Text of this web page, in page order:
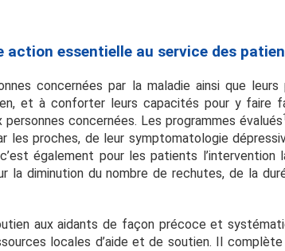
action essentielle au service des
concernées par la maladie ainsi que
et à conforter leurs capacités pour y faire
concernées. Les programmes évalués1
les proches, de leur symptomatologie
également pour les patients l’intervention
diminution du nombre de rechutes, de la
aux aidants de façon précoce et
locales d’aide et de soutien. Il complète